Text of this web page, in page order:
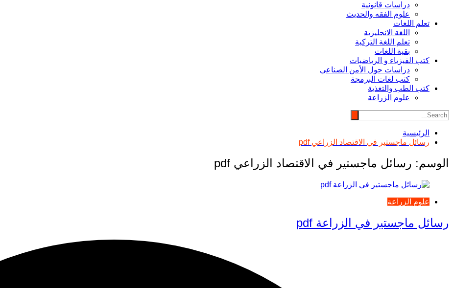
دراسات قانونية
علوم الفقه والحديث
تعلم اللغات
اللغة الانجليزية
تعلم اللغة التركية
بقية اللغات
كتب الفيزياء و الرياضيات
دراسات حول الأمن الصناعي
كتب لغات البرمجة
كتب الطب والتغذية
علوم الزراعة
الرئيسية
رسائل ماجستير في الاقتصاد الزراعي pdf
الوسم: رسائل ماجستير في الاقتصاد الزراعي pdf
علوم الزراعة
رسائل ماجستير في الزراعة pdf